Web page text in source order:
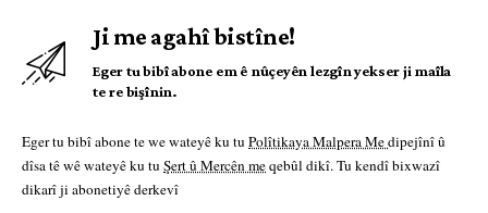
Ji me agahî bistîne!
Eger tu bibî abone em ê nûçeyên lezgîn yekser ji maîla
te re bişînin.
Eger tu bibî abone te we wateyê ku tu Polîtikaya Malpera Medipejînî û
dîsa tê wê wateyê ku tu Şert û Mercên meqebûl dikî. Tu kendî bixwazî
dikarî ji abonetiyê derkevî